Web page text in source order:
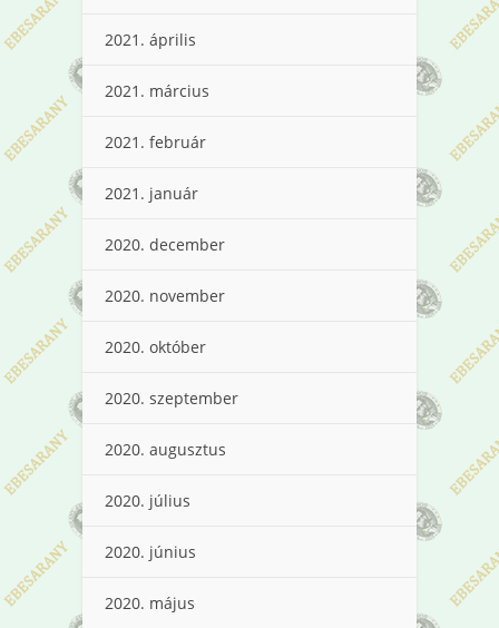
2021. április
2021. március
2021. február
2021. január
2020. december
2020. november
2020. október
2020. szeptember
2020. augusztus
2020. július
2020. június
2020. május